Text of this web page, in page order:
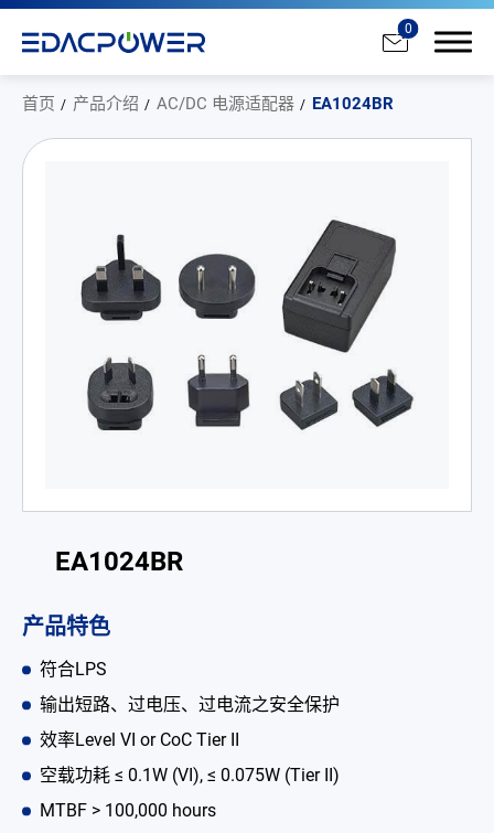
0
首页 产品介绍 AC/DC 电源适配器 EA1024BR
EA1024BR
产品特色
符合LPS
输出短路、过电压、过电流之安全保护
效率Level VI or CoC Tier II
空载功耗 ≤ 0.1W (VI), ≤ 0.075W (Tier II)
MTBF > 100,000 hours
AC/DC 电源适配器
AC/DC 医疗电源供应器
PD 充电器
电池适配充电器
开放式电源
内置机壳型电源适配器
LED 电源
CRPS 电源
为何选择翌胜